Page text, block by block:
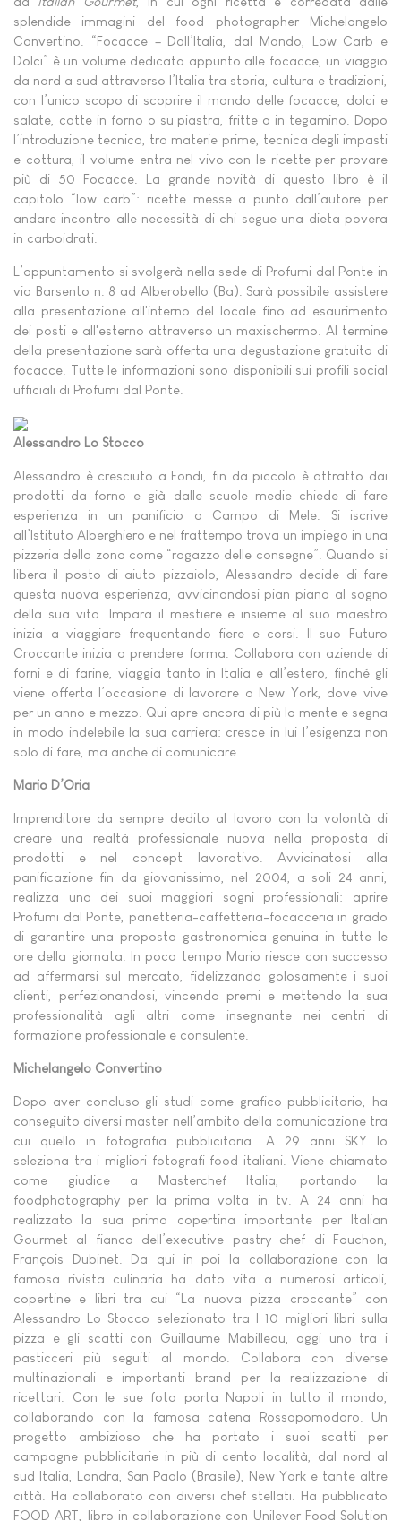
splendide immagini del food photographer Michelangelo
Convertino. “Focacce – Dall’Italia, dal Mondo, Low Carb e
Dolci” è un volume dedicato appunto alle focacce, un viaggio
da nord a sud attraverso l’Italia tra storia, cultura e tradizioni,
con l’unico scopo di scoprire il mondo delle focacce, dolci e
salate, cotte in forno o su piastra, fritte o in tegamino. Dopo
l’introduzione tecnica, tra materie prime, tecnica degli impasti
e cottura, il volume entra nel vivo con le ricette per provare
più di 50 Focacce. La grande novità di questo libro è il
capitolo “low carb”: ricette messe a punto dall’autore per
andare incontro alle necessità di chi segue una dieta povera
in carboidrati.
L’appuntamento si svolgerà nella sede di Profumi dal Ponte in
via Barsento n. 8 ad Alberobello (Ba). Sarà possibile assistere
alla presentazione all'interno del locale fino ad esaurimento
dei posti e all'esterno attraverso un maxischermo. Al termine
della presentazione sarà offerta una degustazione gratuita di
focacce. Tutte le informazioni sono disponibili sui profili social
ufficiali di Profumi dal Ponte.
Alessandro Lo Stocco
Alessandro è cresciuto a Fondi, fin da piccolo è attratto dai
prodotti da forno e già dalle scuole medie chiede di fare
esperienza in un panificio a Campo di Mele. Si iscrive
all’Istituto Alberghiero e nel frattempo trova un impiego in una
pizzeria della zona come “ragazzo delle consegne”. Quando si
libera il posto di aiuto pizzaiolo, Alessandro decide di fare
questa nuova esperienza, avvicinandosi pian piano al sogno
della sua vita. Impara il mestiere e insieme al suo maestro
inizia a viaggiare frequentando fiere e corsi. Il suo Futuro
Croccante inizia a prendere forma. Collabora con aziende di
forni e di farine, viaggia tanto in Italia e all’estero, finché gli
viene offerta l’occasione di lavorare a New York, dove vive
per un anno e mezzo. Qui apre ancora di più la mente e segna
in modo indelebile la sua carriera: cresce in lui l’esigenza non
solo di fare, ma anche di comunicare
Mario D’Oria
Imprenditore da sempre dedito al lavoro con la volontà di
creare una realtà professionale nuova nella proposta di
prodotti e nel concept lavorativo. Avvicinatosi alla
panificazione fin da giovanissimo, nel 2004, a soli 24 anni,
realizza uno dei suoi maggiori sogni professionali: aprire
Profumi dal Ponte, panetteria-caffetteria-focacceria in grado
di garantire una proposta gastronomica genuina in tutte le
ore della giornata. In poco tempo Mario riesce con successo
ad affermarsi sul mercato, fidelizzando golosamente i suoi
clienti, perfezionandosi, vincendo premi e mettendo la sua
professionalità agli altri come insegnante nei centri di
formazione professionale e consulente.
Michelangelo Convertino
Dopo aver concluso gli studi come grafico pubblicitario, ha
conseguito diversi master nell’ambito della comunicazione tra
cui quello in fotografia pubblicitaria. A 29 anni SKY lo
seleziona tra i migliori fotografi food italiani. Viene chiamato
come giudice a Masterchef Italia, portando la
foodphotography per la prima volta in tv. A 24 anni ha
realizzato la sua prima copertina importante per Italian
Gourmet al fianco dell’executive pastry chef di Fauchon,
François Dubinet. Da qui in poi la collaborazione con la
famosa rivista culinaria ha dato vita a numerosi articoli,
copertine e libri tra cui “La nuova pizza croccante” con
Alessandro Lo Stocco selezionato tra I 10 migliori libri sulla
pizza e gli scatti con Guillaume Mabilleau, oggi uno tra i
pasticceri più seguiti al mondo. Collabora con diverse
multinazionali e importanti brand per la realizzazione di
ricettari. Con le sue foto porta Napoli in tutto il mondo,
collaborando con la famosa catena Rossopomodoro. Un
progetto ambizioso che ha portato i suoi scatti per
campagne pubblicitarie in più di cento località, dal nord al
sud Italia, Londra, San Paolo (Brasile), New York e tante altre
città. Ha collaborato con diversi chef stellati. Ha pubblicato
FOOD ART, libro in collaborazione con Unilever Food Solution